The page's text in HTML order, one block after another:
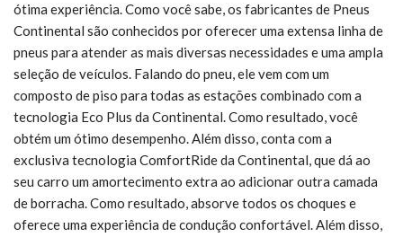
ótima experiência. Como você sabe, os fabricantes de Pneus
Continental são conhecidos por oferecer uma extensa linha de
pneus para atender as mais diversas necessidades e uma ampla
seleção de veículos. Falando do pneu, ele vem com um
composto de piso para todas as estações combinado com a
tecnologia Eco Plus da Continental. Como resultado, você
obtém um ótimo desempenho. Além disso, conta com a
exclusiva tecnologia ComfortRide da Continental, que dá ao
seu carro um amortecimento extra ao adicionar outra camada
de borracha. Como resultado, absorve todos os choques e
oferece uma experiência de condução confortável. Além disso,